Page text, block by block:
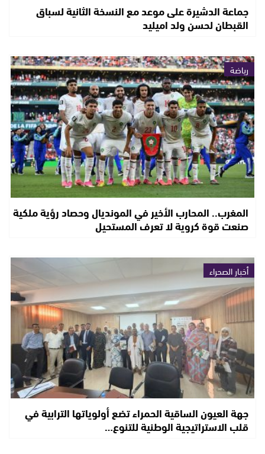
جماعة الدشيرة على موعد مع النسخة الثانية لسباق
القبطان لحسن ولد اميليد
رياضة
المغرب.. المحارب الأخير في المونديال وحصاد رؤية ملكية
صنعت قوة كروية لا تعرف المستحيل
أخبار الصحراء
جهة العيون الساقية الحمراء تضع أولوياتها الترابية في
قلب الاستراتيجية الوطنية للتنوع…